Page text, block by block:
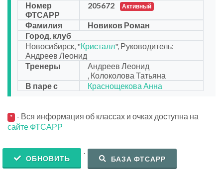
Номер
ФТСАРР
205672 Активный
Фамилия
Новиков Роман
Город, клуб
Новосибирск, "Кристалл", Руководитель:
Андреев Леонид
Тренеры
Андреев Леонид
, Колоколова Татьяна
В паре с
Краснощекова Анна
* - Вся информация об классах и очках доступна на
сайте ФТСАРР
ОБНОВИТЬ
.
БАЗА ФТСАРР